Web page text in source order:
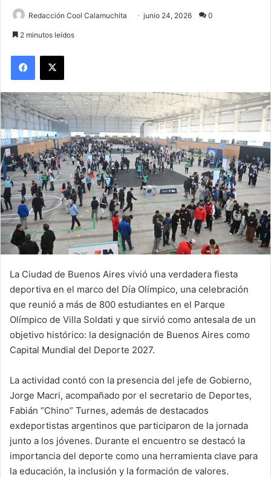
Redacción Cool Calamuchita junio 24, 2026 0
2 minutos leídos
Facebook
X
La Ciudad de Buenos Aires vivió una verdadera fiesta
deportiva en el marco del Día Olímpico, una celebración
que reunió a más de 800 estudiantes en el Parque
Olímpico de Villa Soldati y que sirvió como antesala de un
objetivo histórico: la designación de Buenos Aires como
Capital Mundial del Deporte 2027.
La actividad contó con la presencia del jefe de Gobierno,
Jorge Macri, acompañado por el secretario de Deportes,
Fabián “Chino” Turnes, además de destacados
exdeportistas argentinos que participaron de la jornada
junto a los jóvenes. Durante el encuentro se destacó la
importancia del deporte como una herramienta clave para
la educación, la inclusión y la formación de valores.